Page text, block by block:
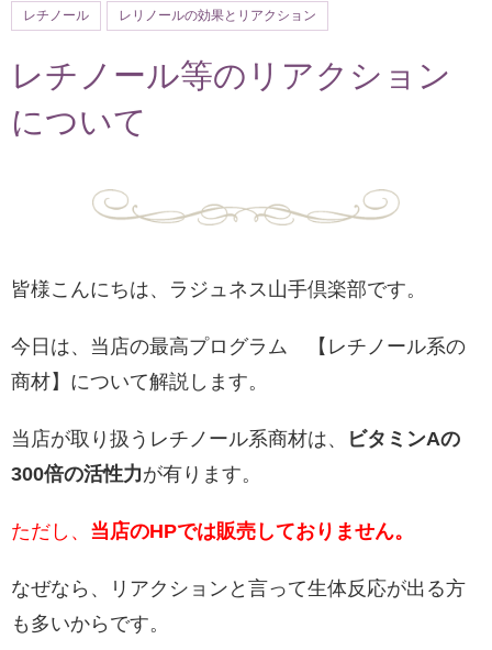
レチノール レリノールの効果とリアクション
レチノール等のリアクション
について
皆様こんにちは、ラジュネス山手倶楽部です。
今日は、当店の最高プログラム 【レチノール系の
商材】について解説します。
当店が取り扱うレチノール系商材は、
ビタミンAの
300倍の活性力が有ります。
ただし、 当店のHPでは販売しておりません。
なぜなら、リアクションと言って生体反応が出る方
も多いからです。